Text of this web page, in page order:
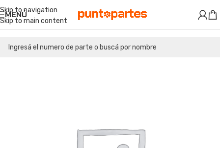
Skip to navigation
Skip to main content
MENÚ